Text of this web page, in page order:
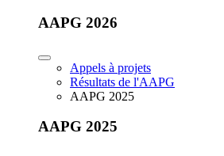
AAPG 2026
Appels à projets
Résultats de l'AAPG
AAPG 2025
AAPG 2025